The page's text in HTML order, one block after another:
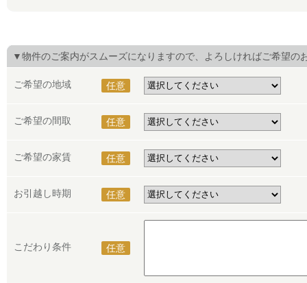
▼物件のご案内がスムーズになりますので、よろしければご希望の
ご希望の地域 任意
ご希望の間取 任意
ご希望の家賃 任意
お引越し時期 任意
こだわり条件 任意